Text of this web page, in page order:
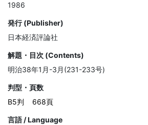
1986
発行 (Publisher)
日本経済評論社
解題・目次 (Contents)
明治38年1月-3月(231-233号)
判型・頁数
B5判
668頁
言語 / Language